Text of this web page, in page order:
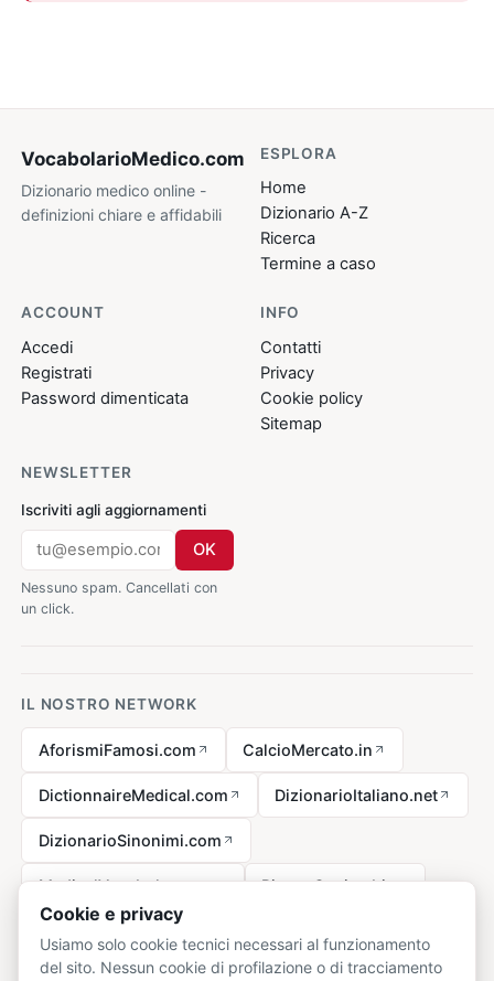
VocabolarioMedico.com
Dizionario medico online -
definizioni chiare e affidabili
ESPLORA
Home
Dizionario A-Z
Ricerca
Termine a caso
ACCOUNT
Accedi
Registrati
Password dimenticata
INFO
Contatti
Privacy
Cookie policy
Sitemap
NEWSLETTER
Iscriviti agli aggiornamenti
OK
Nessuno spam. Cancellati con
un click.
IL NOSTRO NETWORK
AforismiFamosi.com CalcioMercato.in
DictionnaireMedical.com DizionarioItaliano.net
DizionarioSinonimi.com
MedicalVocabulary.org RicetteCucina.biz
Cookie e privacy
Usiamo solo cookie tecnici necessari al funzionamento
del sito. Nessun cookie di profilazione o di tracciamento